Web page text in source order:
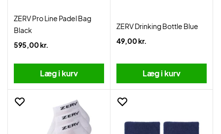
ZERV Pro Line Padel Bag
Black
595,00 kr.
Læg i kurv
ZERV Drinking Bottle Blue
49,00 kr.
Læg i kurv